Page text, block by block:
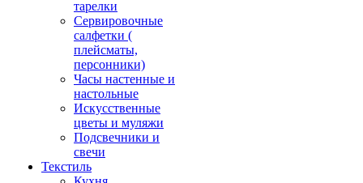
тарелки
Сервировочные
салфетки (
плейсматы,
персонники)
Часы настенные и
настольные
Искусственные
цветы и муляжи
Подсвечники и
свечи
Текстиль